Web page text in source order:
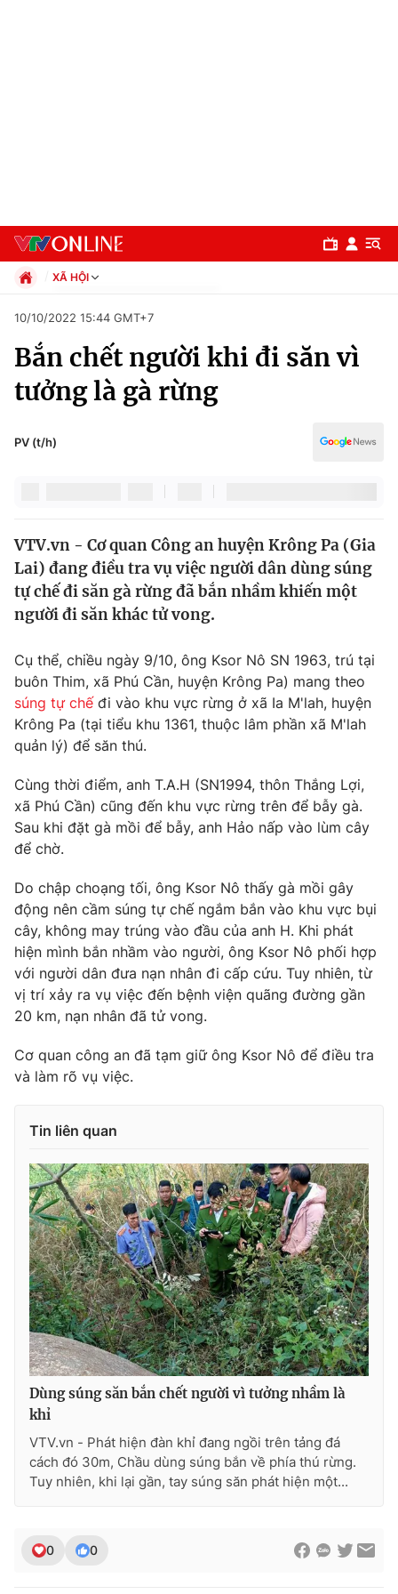
Chuyên mục
Chính trị
Y tế
Thế giới
Thế giới đó đây
Câu chuyện quốc tế
Kinh tế
Tài chính
Thị trường
Dữ liệu và đời sống
Phim VTV
Hậu trường
Khán giả
Giải sao mai
Giải trí
Điện ảnh
Âm nhạc
Sao
Du lịch
Làm đẹp
Chất lượng cuộc sống
Giáo dục
Tuyển sinh
Học trực tuyến
Công nghệ
Hitech Công nghệ tương lai
Thị trường
Giao lưu trực tuyến
Lịch phát sóng
Chuyên mục khác
Emagazine Podcast
Photo Infographic
Video Shorts video
VTV Money VTV Thể thao
VTV Sức khoẻ Bất động sản
Tấm lòng Việt
VTV4 Vươn mình bằng AI
VTV9
XÃ HỘI
Xã hội
Pháp luật
Thể thao
Giáo dục
10/10/2022 15:44 GMT+7
Bắn chết người khi đi săn vì
tưởng là gà rừng
PV (t/h)
VTV.vn - Cơ quan Công an huyện Krông Pa (Gia
Lai) đang điều tra vụ việc người dân dùng súng
tự chế đi săn gà rừng đã bắn nhầm khiến một
người đi săn khác tử vong.
Cụ thể, chiều ngày 9/10, ông Ksor Nô SN 1963, trú tại
buôn Thim, xã Phú Cần, huyện Krông Pa) mang theo
súng tự chếđi vào khu vực rừng ở xã Ia M'lah, huyện
Krông Pa (tại tiểu khu 1361, thuộc lâm phần xã M'lah
quản lý) để săn thú.
Cùng thời điểm, anh T.A.H (SN1994, thôn Thắng Lợi,
xã Phú Cần) cũng đến khu vực rừng trên để bẫy gà.
Sau khi đặt gà mồi để bẫy, anh Hảo nấp vào lùm cây
để chờ.
Do chập choạng tối, ông Ksor Nô thấy gà mồi gây
động nên cầm súng tự chế ngắm bắn vào khu vực bụi
cây, không may trúng vào đầu của anh H. Khi phát
hiện mình bắn nhầm vào người, ông Ksor Nô phối hợp
với người dân đưa nạn nhân đi cấp cứu. Tuy nhiên, từ
vị trí xảy ra vụ việc đến bệnh viện quãng đường gần
20 km, nạn nhân đã tử vong.
Cơ quan công an đã tạm giữ ông Ksor Nô để điều tra
và làm rõ vụ việc.
Tin liên quan
Dùng súng săn bắn chết người vì tưởng nhầm là
khỉ
VTV.vn - Phát hiện đàn khỉ đang ngồi trên tảng đá
cách đó 30m, Chầu dùng súng bắn về phía thú rừng.
Tuy nhiên, khi lại gần, tay súng săn phát hiện một...
0 0